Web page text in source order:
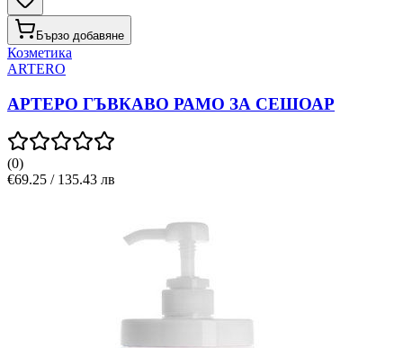
Бързо добавяне
Козметика
ARTERO
АРТЕРО ГЪВКАВО РАМО ЗА СЕШОАР
(0)
€69.25 / 135.43 лв